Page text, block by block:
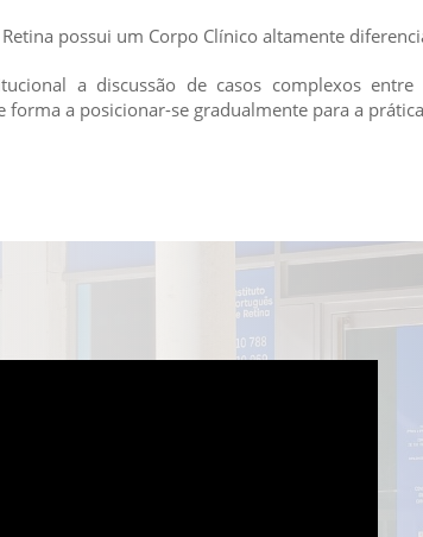
possui um Corpo Clínico altamente
a discussão de casos complexos
forma a posicionar-se gradualmente para a